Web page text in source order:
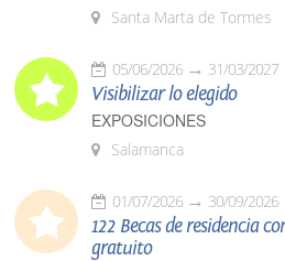
Santa Marta de Tormes
05/06/2026 31/03/2027
Visibilizar lo elegido
EXPOSICIONES
Salamanca
01/07/2026 30/09/2026
122 Becas de residencia
gratuito